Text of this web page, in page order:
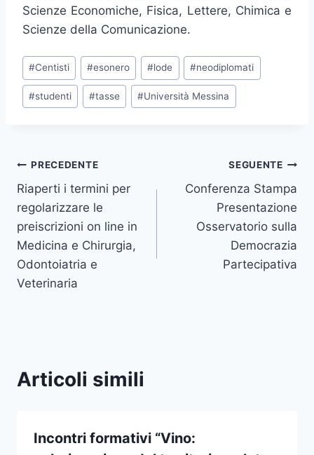
Scienze Economiche, Fisica, Lettere, Chimica e
Scienze della Comunicazione.
Tag
articolo:
#Centisti #esonero #lode #neodiplomati
#studenti #tasse #Università Messina
Navigazione
articoli
PRECEDENTE
Riaperti i termini per
regolarizzare le
preiscrizioni on line in
Medicina e Chirurgia,
Odontoiatria e
Veterinaria
SEGUENTE
Conferenza Stampa
Presentazione
Osservatorio sulla
Democrazia
Partecipativa
Articoli simili
Incontri formativi “Vino: